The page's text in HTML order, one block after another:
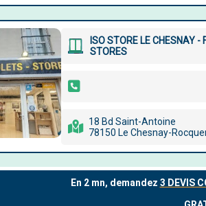
ISO STORE LE CHESNAY -
STORES
18 Bd Saint-Antoine
78150 Le Chesnay-